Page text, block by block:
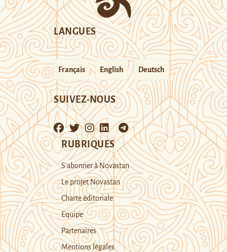
LANGUES
Français English Deutsch
SUIVEZ-NOUS
RUBRIQUES
S’abonner à Novastan
Le projet Novastan
Charte éditoriale
Equipe
Partenaires
Mentions légales